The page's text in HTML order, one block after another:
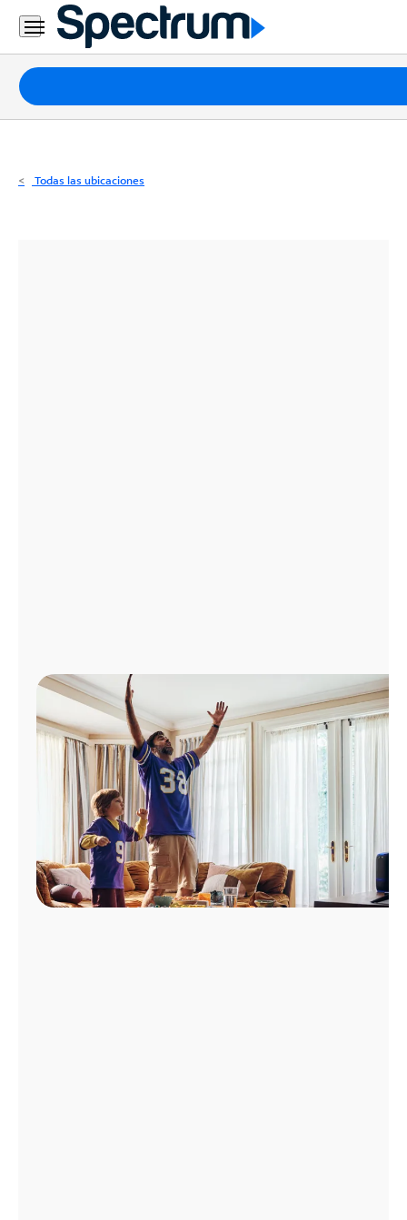
Residencial
Business
Paquetes
Internet
Todas las ubicaciones